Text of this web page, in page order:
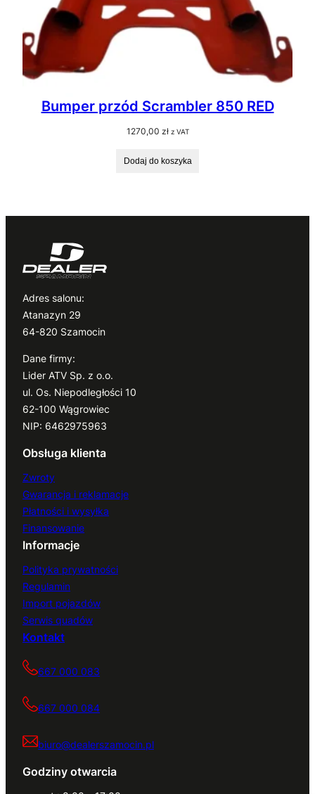
Bumper przód Scrambler 850 RED
1270,00 zł z VAT
Dodaj do koszyka
Adres salonu:
Atanazyn 29
64-820 Szamocin
Dane firmy:
Lider ATV Sp. z o.o.
ul. Os. Niepodległości 10
62-100 Wągrowiec
NIP: 6462975963
Obsługa klienta
Zwroty
Gwarancja i reklamacje
Płatności i wysyłka
Finansowanie
Informacje
Polityka prywatności
Regulamin
Import pojazdów
Serwis quadów
Kontakt
667 000 083
667 000 084
biuro@dealerszamocin.pl
Godziny otwarcia